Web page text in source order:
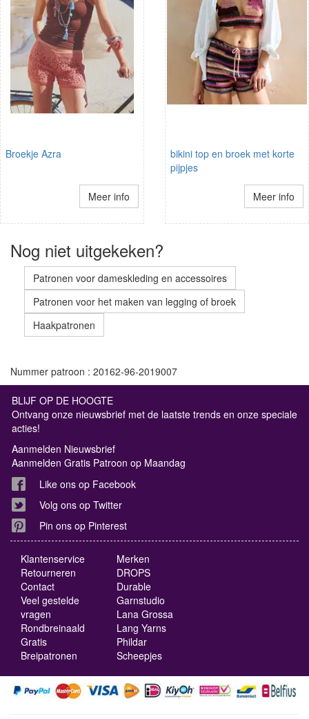
Broekje Azra
Meer info
bikini top en broek met korte
pijpjes
Meer info
Nog niet uitgekeken?
Patronen voor dameskleding en accessoires
Patronen voor het maken van legging of broek
Haakpatronen
Nummer patroon : 20162-96-2019007
BLIJF OP DE HOOGTE
Ontvang onze nieuwsbrief met de laatste trends en onze speciale
acties!
Aanmelden Nieuwsbrief
Aanmelden Gratis Patroon op Maandag
Like ons op Facebook
Volg ons op Twitter
Pin ons op Pinterest
Klantenservice
Retourneren
Contact
Veel gestelde
vragen
Rondbreinaald
Gratis
Breipatronen
Merken
DROPS
Durable
Garnstudio
Lana Grossa
Lang Yarns
Phildar
Scheepjes